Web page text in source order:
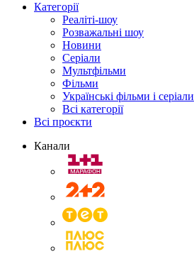
Категорії
Реаліті-шоу
Розважальні шоу
Новини
Серіали
Мультфільми
Фільми
Українські фільми і серіали
Всі категорії
Всі проєкти
Канали